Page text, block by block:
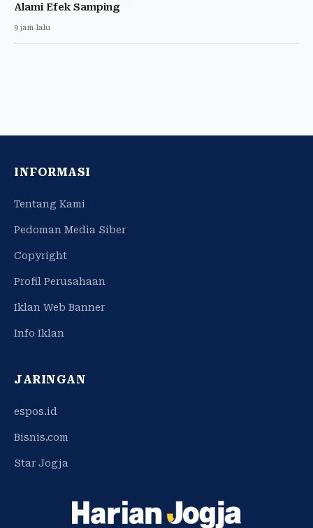
Alami Efek Samping
9 jam lalu
INFORMASI
Tentang Kami
Pedoman Media Siber
Copyright
Profil Perusahaan
Iklan Web Banner
Info Iklan
JARINGAN
espos.id
Bisnis.com
Star Jogja